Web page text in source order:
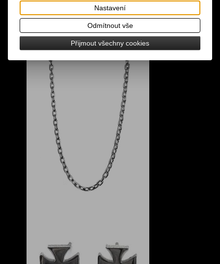
Nastavení
Odmítnout vše
Přijmout všechny cookies